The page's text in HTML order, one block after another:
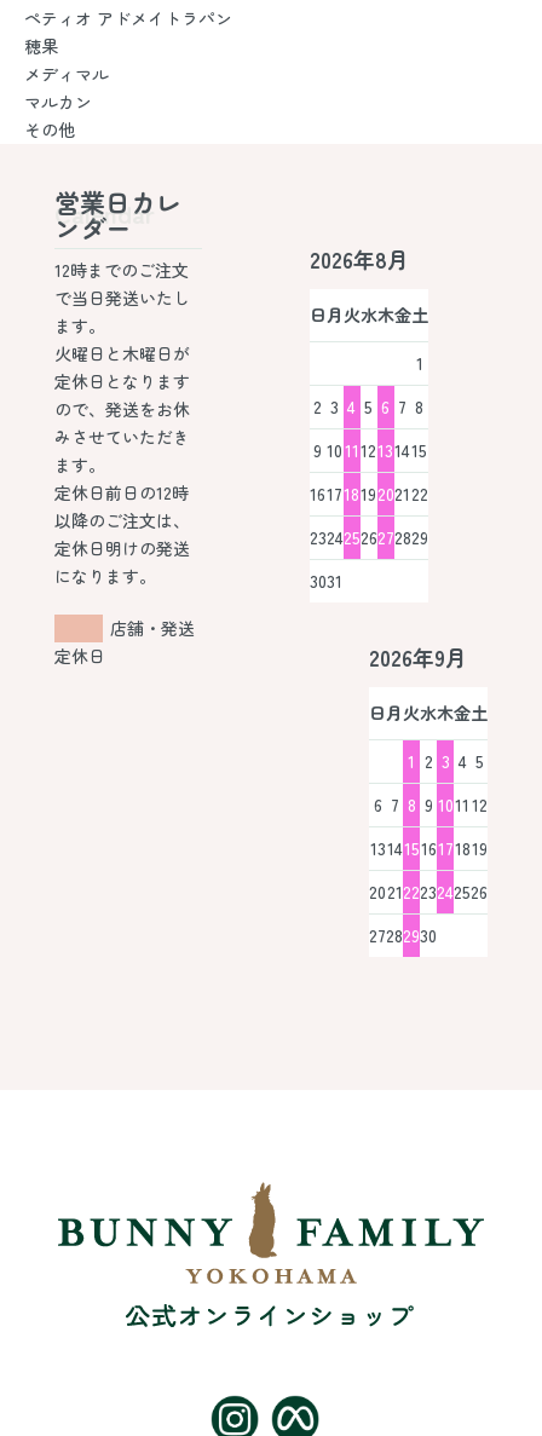
ペティオ アドメイトラパン
穂果
メディマル
マルカン
その他
Calendar
営業日カレ
ンダー
12時までのご注文
で当日発送いたし
ます。
火曜日と木曜日が
定休日となります
ので、発送をお休
みさせていただき
ます。
定休日前日の12時
以降のご注文は、
定休日明けの発送
になります。
店舗・発送
定休日
2026年8月
日月 火水木金土
1
2 3 4 5 6 7 8
9 101112131415
16171819202122
23242526272829
3031
2026年9月
日月 火水木金土
1 2 3 4 5
6 7 8 9 1011 12
13141516171819
20212223242526
27282930